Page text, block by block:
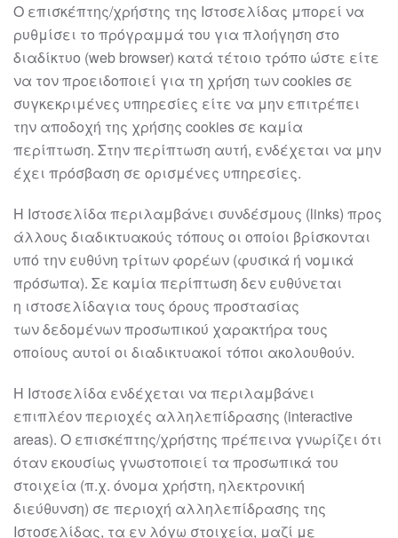
Ο επισκέπτης/χρήστης της Ιστοσελίδας μπορεί να
ρυθμίσει το πρόγραμμά του για πλοήγηση στο
διαδίκτυο (web browser) κατά τέτοιο τρόπο ώστε είτε
να τονπροειδοποιεί για τη χρήση των cookies σε
συγκεκριμένες υπηρεσίες είτε να μην επιτρέπει
την αποδοχή της χρήσης cookies σε καμία
περίπτωση. Στην περίπτωση αυτή, ενδέχεται να μην
έχει πρόσβαση σε ορισμένες υπηρεσίες.
Η Ιστοσελίδα περιλαμβάνει συνδέσμους (links) προς
άλλους διαδικτυακούς τόπους οι οποίοι βρίσκονται
υπό την ευθύνη τρίτων φορέων (φυσικά ή νομικά
πρόσωπα). Σε καμία περίπτωση δεν ευθύνεται
η ιστοσελίδαγια τους όρους προστασίας
τωνδεδομένων προσωπικού χαρακτήρα τους
οποίους αυτοί οι διαδικτυακοί τόποι ακολουθούν.
Η Ιστοσελίδα ενδέχεται να περιλαμβάνει
επιπλέον περιοχές αλληλεπίδρασης (interactive
areas). Ο επισκέπτης/χρήστης πρέπεινα γνωρίζει ότι
όταν εκουσίως γνωστοποιεί τα προσωπικά του
στοιχεία (π.χ. όνομα χρήστη, ηλεκτρονική
διεύθυνση) σε περιοχή αλληλεπίδρασης της
Ιστοσελίδας, τα εν λόγω στοιχεία, μαζί με